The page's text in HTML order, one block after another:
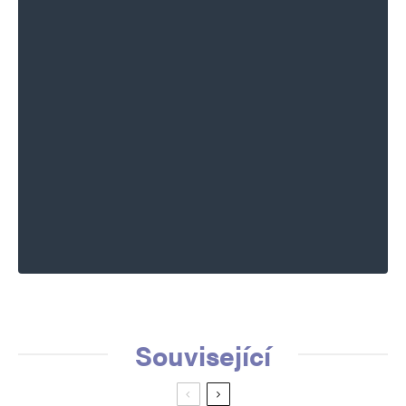
ke schválení do Moskvy! Chovejte se prosím
zastavit financování!Související